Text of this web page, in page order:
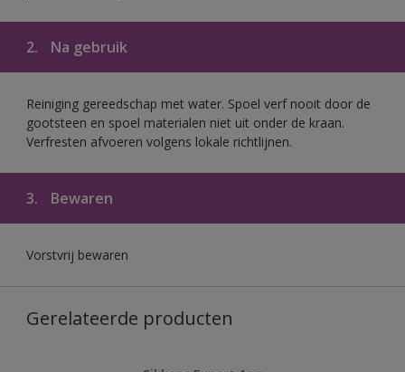
2. Na gebruik
Reiniging gereedschap met water. Spoel verf nooit door de
gootsteen en spoel materialen niet uit onder de kraan.
Verfresten afvoeren volgens lokale richtlijnen.
3. Bewaren
Vorstvrij bewaren
Gerelateerde producten